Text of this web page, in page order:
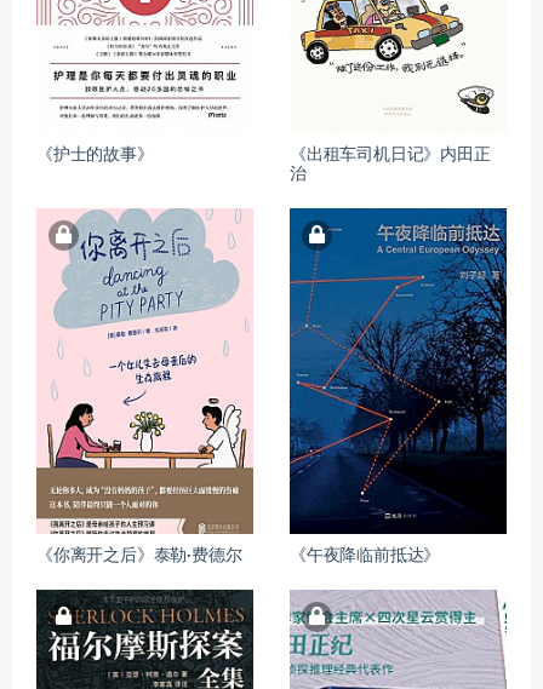
《护士的故事》
《出租车司机日记》内田正
治
《你离开之后》泰勒·费德尔 《午夜降临前抵达》